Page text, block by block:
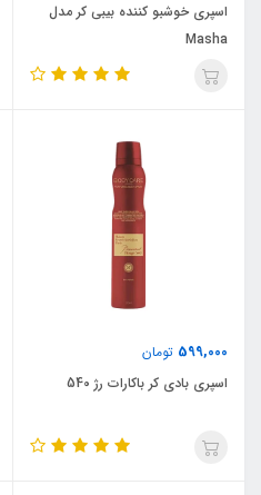
اسپری خوشبو کننده بیبی کر مدل
Masha
599,000 تومان
اسپری بادی کر باکارات رژ 540